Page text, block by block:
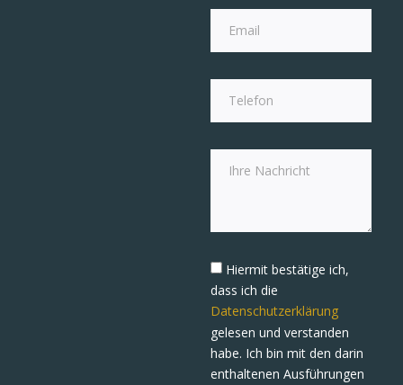
Hiermit bestätige ich,
dass ich die
Datenschutzerklärung
gelesen und verstanden
habe. Ich bin mit den darin
enthaltenen Ausführungen